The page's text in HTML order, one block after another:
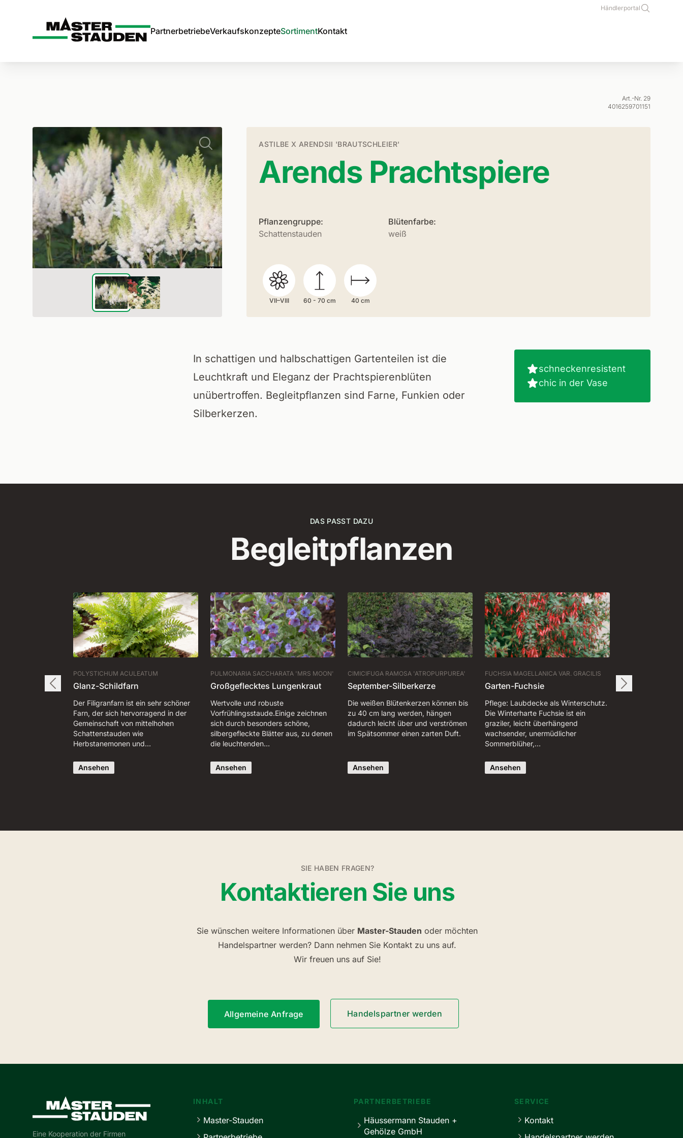
Händlerportal
Master-Stauden
PartnerbetriebeVerkaufskonzepteSortimentKontakt
Art.-Nr. 29
4016259701151
ASTILBE X ARENDSII 'BRAUTSCHLEIER'
Arends Prachtspiere
Pflanzengruppe:
Schattenstauden
Blütenfarbe:
weiß
VII–VIII 60 - 70 cm 40 cm
schneckenresistent
chic in der Vase
In schattigen und halbschattigen Gartenteilen ist die
Leuchtkraft und Eleganz der Prachtspierenblüten
unübertroffen. Begleitpflanzen sind Farne, Funkien oder
Silberkerzen.
DAS PASST DAZU
Begleitpflanzen
POLYSTICHUM ACULEATUM
Glanz-Schildfarn
Der Filigranfarn ist ein sehr schöner
Farn, der sich hervorragend in der
Gemeinschaft von mittelhohen
Schattenstauden wie
Herbstanemonen und…
Ansehen
PULMONARIA SACCHARATA 'MRS MOON'
Großgeflecktes Lungenkraut
Wertvolle und robuste
Vorfrühlingsstaude.Einige zeichnen
sich durch besonders schöne,
silbergefleckte Blätter aus, zu denen
die leuchtenden…
Ansehen
CIMICIFUGA RAMOSA 'ATROPURPUREA'
September-Silberkerze
Die weißen Blütenkerzen können bis
zu 40 cm lang werden, hängen
dadurch leicht über und verströmen
im Spätsommer einen zarten Duft.
Ansehen
FUCHSIA MAGELLANICA VAR. GRACILIS
Garten-Fuchsie
Pflege: Laubdecke als Winterschutz.
Die Winterharte Fuchsie ist ein
graziler, leicht überhängend
wachsender, unermüdlicher
Sommerblüher,…
Ansehen
SIE HABEN FRAGEN?
Kontaktieren Sie uns
Sie wünschen weitere Informationen über Master-Stauden oder möchten
Handelspartner werden? Dann nehmen Sie Kontakt zu uns auf.
Wir freuen uns auf Sie!
Allgemeine Anfrage Handelspartner werden
Master-Stauden
Eine Kooperation der Firmen
INHALT
Master-Stauden
PARTNERBETRIEBE
Häussermann Stauden +
Gehölze GmbH
SERVICE
Kontakt